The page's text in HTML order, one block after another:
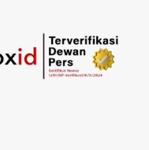
Timnas Voli Putri Indonesia Menang
Gedung Bapenda DKI Jakarta
Indonesia Setelah Gagal Tembus
1-1